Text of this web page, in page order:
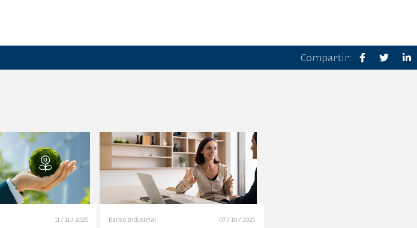
Compartir:
11 / 11 / 2025 Banco Industrial 07 / 10 / 2025